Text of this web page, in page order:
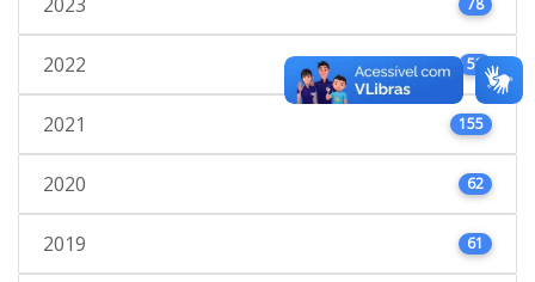
2022 53
2021 155
2020 62
2019 61